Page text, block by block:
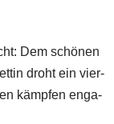
Dem schö­nen
droht ein vier­
kämp­fen enga­